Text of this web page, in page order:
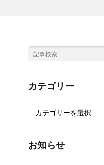
カテゴリー
お知らせ